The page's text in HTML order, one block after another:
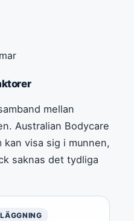
mellan
Australian Bodycare
visa sig i munnen,
saknas det tydliga